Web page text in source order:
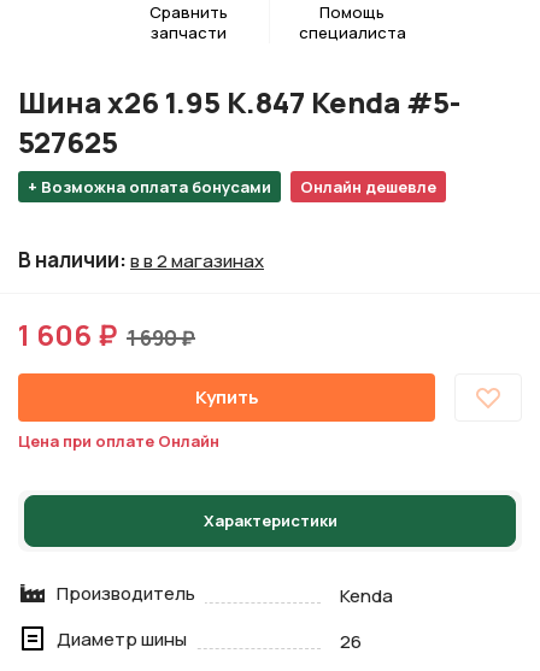
Сравнить
запчасти
Помощь
специалиста
+ Возможна оплата бонусами Онлайн дешевле
Шина х26 1.95 K.847 Kenda #5-
527625
В наличии:в в 2 магазинах
1 606 ₽ 1 690 ₽
Купить
Цена при оплате Онлайн
Характеристики
Производитель
Kenda
Диаметр шины
26